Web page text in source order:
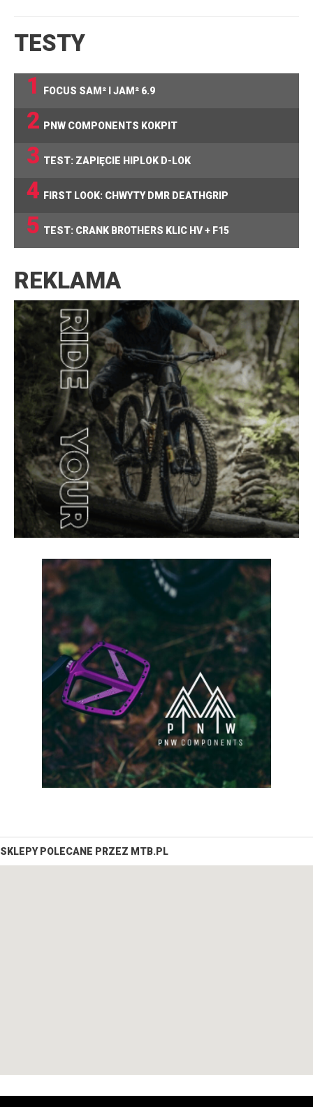
TESTY
1
FOCUS SAM² I JAM² 6.9
2 PNW COMPONENTS KOKPIT
3 TEST: ZAPIĘCIE HIPLOK D-LOK
4 FIRST LOOK: CHWYTY DMR DEATHGRIP
5 TEST: CRANK BROTHERS KLIC HV + F15
REKLAMA
SKLEPY POLECANE PRZEZ MTB.PL